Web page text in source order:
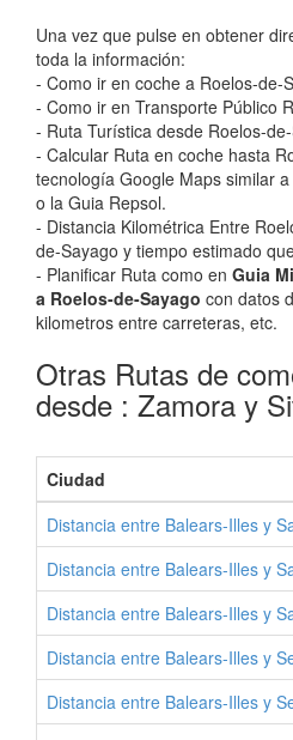
Una vez que pulse en obtener
toda la información:
- Como ir en coche a Roelos-de-
- Como ir en Transporte Público
- Ruta Turística desde Roelos-
- Calcular Ruta en coche hasta
tecnología Google Maps similar
o la Guia Repsol.
- Distancia Kilométrica Entre
de-Sayago y tiempo estimado
- Planificar Ruta como en Guia
a Roelos-de-Sayago con datos
kilometros entre carreteras, etc.
Otras Rutas de
desde : Zamora y
Ciudad
Distancia entre Balears-Illes y
Distancia entre Balears-Illes y
Distancia entre Balears-Illes y
Distancia entre Balears-Illes y
Distancia entre Balears-Illes y